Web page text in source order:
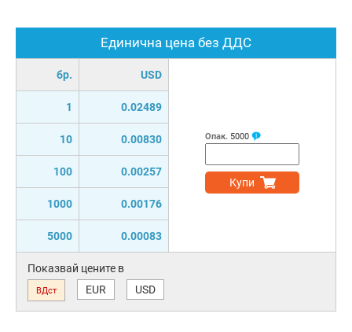
Единична цена без ДДС
бр. USD
1 0.02489
10 0.00830
100 0.00257
1000 0.00176
5000 0.00083
Опак. 5000
Купи
Показвай цените в
ВДст EUR USD